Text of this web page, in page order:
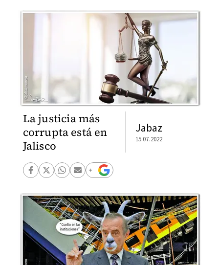
La justicia más
corrupta está en
Jalisco
Jabaz
15.07.2022